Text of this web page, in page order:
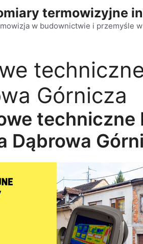
termowizyjne
w budownictwie i przemyśle
Górnicza
techniczne
Dąbrowa